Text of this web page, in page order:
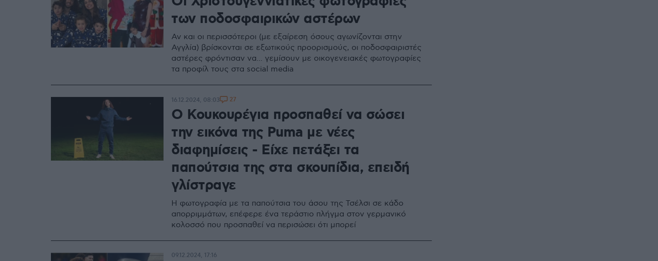
των ποδοσφαιρικών αστέρων
Αν και οι περισσότεροι (με εξαίρεση όσους αγωνίζονται στην
Αγγλία) βρίσκονται σε εξωτικούς προορισμούς, οι ποδοσφαιριστές
αστέρες φρόντισαν να... γεμίσουν με οικογενειακές φωτογραφίες
τα προφίλ τους στα social media
Ο Κουκουρέγια προσπαθεί να σώσει
την εικόνα της Puma με νέες
διαφημίσεις - Είχε πετάξει τα
παπούτσια της στα σκουπίδια, επειδή
γλίστραγε
Η φωτογραφία με τα παπούτσια του άσου της Τσέλσι σε κάδο
απορριμμάτων, επέφερε ένα τεράστιο πλήγμα στον γερμανικό
κολοσσό που προσπαθεί να περισώσει ότι μπορεί
16.12.2024, 08:03 27
09.12.2024, 17:16